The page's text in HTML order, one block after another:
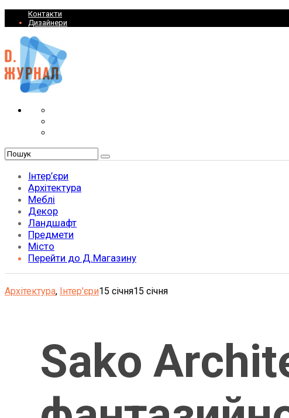
Контакти
Дизайнери
Інтер’єри
Архітектура
Меблі
Декор
Ландшафт
Предмети
Місто
Перейти до Д.Магазину
Архітектура, Інтер'єри15 січня15 січня
Sako